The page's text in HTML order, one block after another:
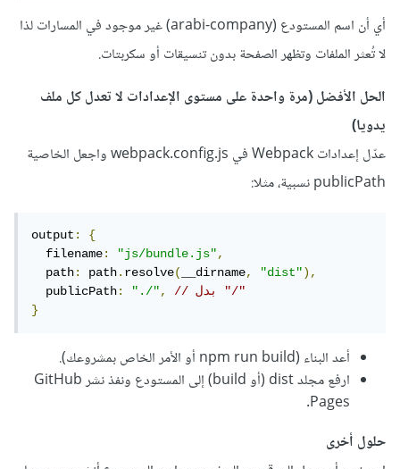
أي أن اسم المستودع (arabi-company) غير موجود في المسارات لذا
لا تُعثر الملفات وتظهر الصفحة بدون تنسيقات أو سكربتات.
الحل الأفضل (مرة واحدة على مستوى الإعدادات لا تعدل كل ملف
يدويا)
عدّل إعدادات Webpack في webpack.config.js واجعل الخاصية
publicPath نسبية، مثلا:
output:
{
  filename
: "js/bundle.js",
  path
: path.resolve( __dirname, "dist"),
  publicPath
: "./",
// بدل "/"
}
أعد البناء (npm run build أو الأمر الخاص بمشروعك).
ارفع مجلد dist (أو build) إلى المستودع ونفذ نشر GitHub
Pages.
حلول أخرى